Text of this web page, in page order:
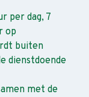
per dag, 7
op
buiten
dienstdoende
met de